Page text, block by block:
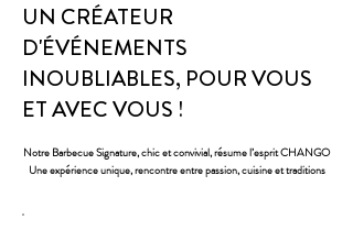
UN CRÉATEUR
D'ÉVÉNEMENTS
INOUBLIABLES, POUR VOUS
ET AVEC VOUS !
Notre Barbecue Signature, chic et convivial, résume l’esprit CHANGO
Une expérience unique, rencontre entre passion, cuisine et traditions
Notre Barbecue Signature, chic et convivial, résume l’esprit CHANGO
Une expérience unique, rencontre entre passion, cuisine et traditions